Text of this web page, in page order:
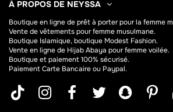
À PROPOS DE NEYSSA
Boutique en ligne deprêt à porter pour la femme
Vente de vêtements pour femme musulmane.
Boutique Islamique, boutique Modest Fashion.
Vente en ligne de HijabAbaya pour femme voilée.
Boutique et paiement 100% sécurisé.
Paiement Carte Bancaire ou Paypal.